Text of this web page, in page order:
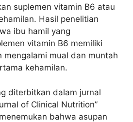
suplemen vitamin B6 atau
Hasil penelitian
ibu hamil yang
vitamin B6 memiliki
mengalami mual dan muntah
kehamilan.
diterbitkan dalam jurnal
of Clinical Nutrition”
bahwa asupan